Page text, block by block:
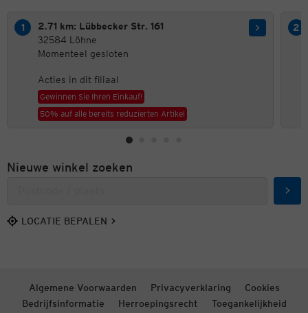
2.71 km: Lübbecker Str. 161
32584 Löhne
Momenteel gesloten
Acties in dit filiaal
Gewinnen Sie Ihren Einkauf!
50% auf alle bereits reduzierten Artikel
Nieuwe winkel zoeken
LOCATIE BEPALEN
Algemene Voorwaarden Privacyverklaring
Cookies
Bedrijfsinformatie
Herroepingsrecht Toegankelijkheid